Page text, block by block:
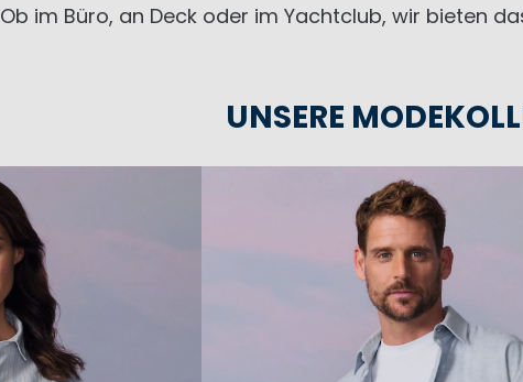
Ob im Büro, an Deck oder im Yachtclub, wir bieten
UNSERE